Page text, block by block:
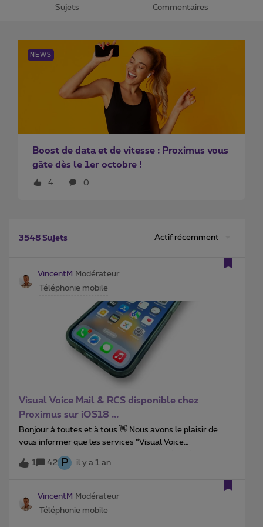
Sujets
Commentaires
NEWS
Boost de data et de vitesse : Proximus vous
gâte dès le 1er octobre !
4 0
3548 Sujets Actif récemment
VincentM Modérateur
Téléphonie mobile
Visual Voice Mail & RCS disponible chez
Proximus sur iOS18 ...
Bonjour à toutes et à tous 👋 Nous avons le plaisir de
vous informer que les services “Visual Voice
Mail” et “Rich Communication Services” (RCS) sont
désormais disponibles chez Proximus avec la mise à jour
iOS 18 de votre iPhone 😱Visual Voice Mail vous permet
de gérer vos messages vocaux de manière intuitive et
efficace, directement depuis votre interface utilisateur.
Vous pouvez visualiser, écouter et supprimer vos
1 42 P il y a 1 an
VincentM Modérateur
Téléphonie mobile